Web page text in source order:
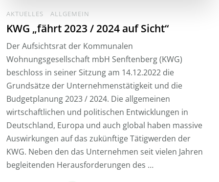
AKTUELLES ALLGEMEIN
KWG „fährt 2023 / 2024 auf Sicht“
Der Aufsichtsrat der Kommunalen
Wohnungsgesellschaft mbH Senftenberg (KWG)
beschloss in seiner Sitzung am 14.12.2022 die
Grundsätze der Unternehmenstätigkeit und die
Budgetplanung 2023 / 2024. Die allgemeinen
wirtschaftlichen und politischen Entwicklungen in
Deutschland, Europa und auch global haben massive
Auswirkungen auf das zukünftige Tätigwerden der
KWG. Neben den das Unternehmen seit vielen Jahren
begleitenden Herausforderungen des …